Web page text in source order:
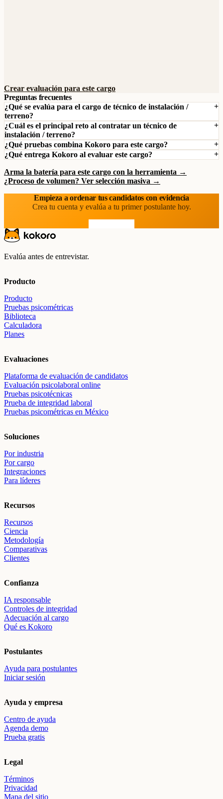
Crear evaluación para este cargo
Preguntas frecuentes
¿Qué se evalúa para el cargo de técnico de instalación /
terreno?
¿Cuál es el principal reto al contratar un técnico de
instalación / terreno?
¿Qué pruebas combina Kokoro para este cargo?
¿Qué entrega Kokoro al evaluar este cargo?
Arma la batería para este cargo con la herramienta →
¿Proceso de volumen? Ver selección masiva →
Empieza a ordenar tus candidatos con evidencia
Crea tu cuenta y evalúa a tu primer postulante hoy.
Evalúa antes de entrevistar.
Producto
Producto
Pruebas psicométricas
Biblioteca
Calculadora
Planes
Evaluaciones
Plataforma de evaluación de candidatos
Evaluación psicolaboral online
Pruebas psicotécnicas
Prueba de integridad laboral
Pruebas psicométricas en México
Soluciones
Por industria
Por cargo
Integraciones
Para líderes
Recursos
Recursos
Ciencia
Metodología
Comparativas
Clientes
Confianza
IA responsable
Controles de integridad
Adecuación al cargo
Qué es Kokoro
Postulantes
Ayuda para postulantes
Iniciar sesión
Ayuda y empresa
Centro de ayuda
Agenda demo
Prueba gratis
Legal
Términos
Privacidad
Mapa del sitio